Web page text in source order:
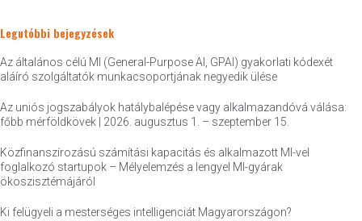
Legutóbbi bejegyzések
Az általános célú MI (General-Purpose AI, GPAI) gyakorlati kódexét
aláíró szolgáltatók munkacsoportjának negyedik ülése
Az uniós jogszabályok hatálybalépése vagy alkalmazandóvá válása:
főbb mérföldkövek | 2026. augusztus 1. – szeptember 15.
Közfinanszírozású számítási kapacitás és alkalmazott MI-vel
foglalkozó startupok – Mélyelemzés a lengyel MI-gyárak
ökoszisztémájáról
Ki felügyeli a mesterséges intelligenciát Magyarországon?